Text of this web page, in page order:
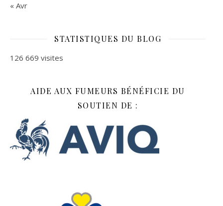
« Avr
STATISTIQUES DU BLOG
126 669 visites
AIDE AUX FUMEURS BÉNÉFICIE DU
SOUTIEN DE :